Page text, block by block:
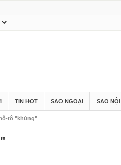
TIN HOT SAO NGOẠI SAO NỘI
tô "khủng"